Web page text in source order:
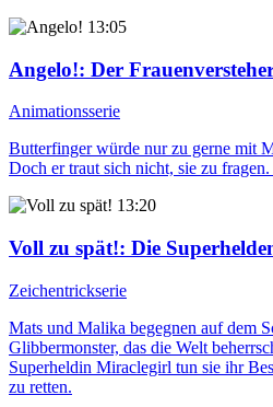
13:05
Angelo!: Der
Animationsserie
Butterfinger würde nur zu gerne mit
Doch er traut sich nicht, sie zu
13:20
Voll zu spät!: Die
Zeichentrickserie
Mats und Malika begegnen auf dem
Glibbermonster, das die Welt
Superheldin Miraclegirl tun sie ihr
zu retten.